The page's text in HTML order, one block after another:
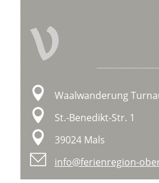
V
Waalwanderung
St.-Benedikt-Str. 1
39024 Mals
info@ferienregion-